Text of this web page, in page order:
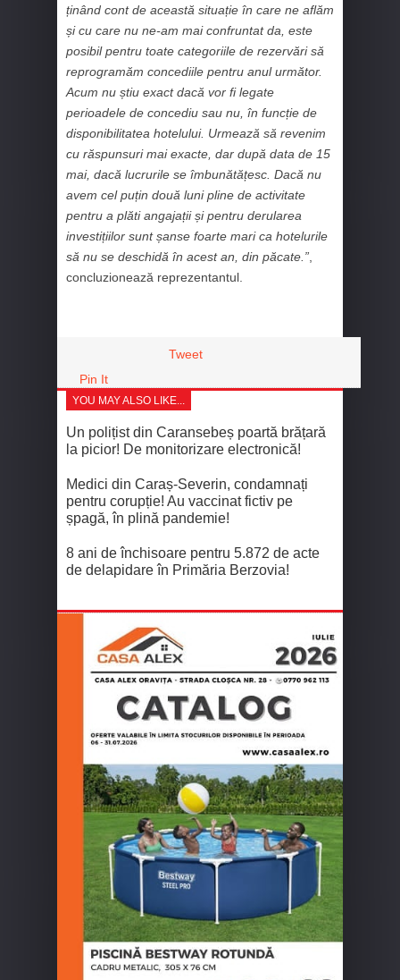
ținând cont de această situație în care ne aflăm
și cu care nu ne-am mai confruntat da, este
posibil pentru toate categoriile de rezervări să
reprogramăm concediile pentru anul următor.
Acum nu știu exact dacă vor fi legate
perioadele de concediu sau nu, în funcție de
disponibilitatea hotelului. Urmează să revenim
cu răspunsuri mai exacte, dar după data de 15
mai, dacă lucrurile se îmbunătățesc. Dacă nu
avem cel puțin două luni pline de activitate
pentru a plăti angajații și pentru derularea
investițiilor sunt șanse foarte mari ca hotelurile
să nu se deschidă în acest an, din păcate.”
concluzionează reprezentantul.
Tweet
Pin It
YOU MAY ALSO LIKE...
Un polițist din Caransebeș poartă brățară
la picior! De monitorizare electronică!
Medici din Caraș-Severin, condamnați
pentru corupție! Au vaccinat fictiv pe
șpagă, în plină pandemie!
8 ani de închisoare pentru 5.872 de acte
de delapidare în Primăria Berzovia!